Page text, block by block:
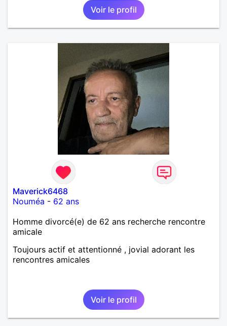
Voir le profil
Maverick6468
Nouméa - 62 ans
Homme divorcé(e) de 62 ans recherche rencontre
amicale
Toujours actif et attentionné , jovial adorant les
rencontres amicales
Voir le profil